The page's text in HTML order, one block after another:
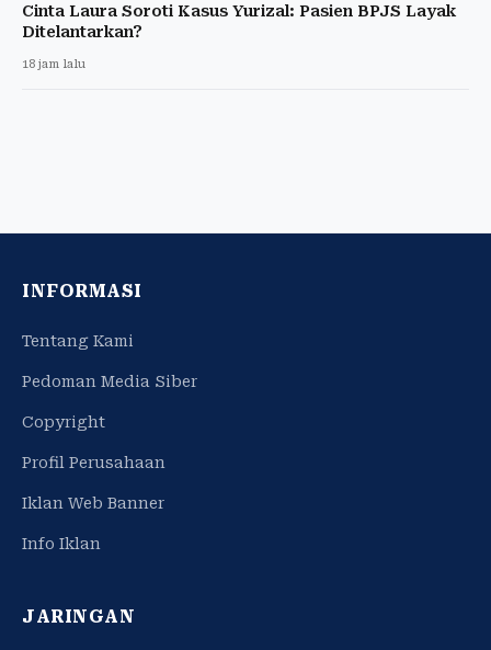
Cinta Laura Soroti Kasus Yurizal: Pasien BPJS Layak
Ditelantarkan?
18 jam lalu
INFORMASI
Tentang Kami
Pedoman Media Siber
Copyright
Profil Perusahaan
Iklan Web Banner
Info Iklan
JARINGAN